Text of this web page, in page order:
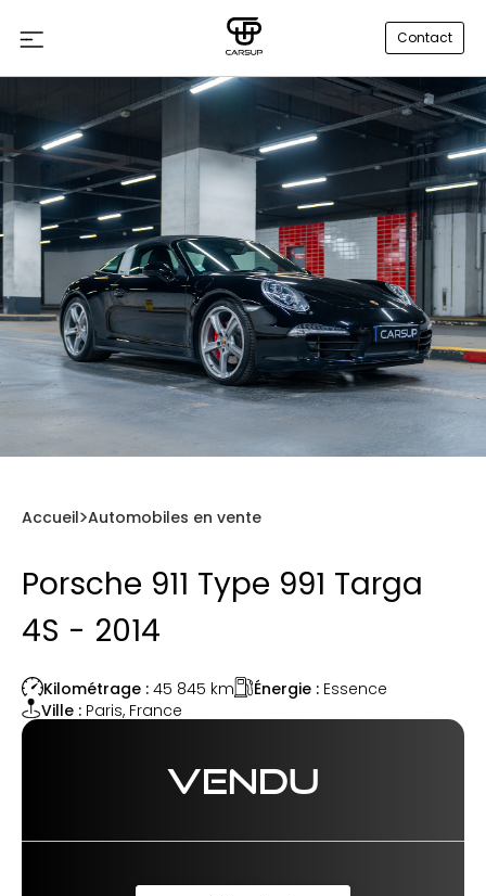
Contact
Accueil Automobiles en vente
Porsche 911 Type 991 Targa
4S - 2014
Kilométrage : 45 845 km Énergie : Essence
Ville : Paris, France
VENDU